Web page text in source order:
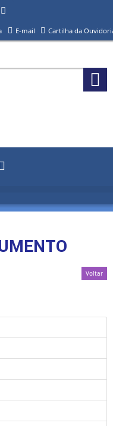
E-mail Cartilha da
Voltar